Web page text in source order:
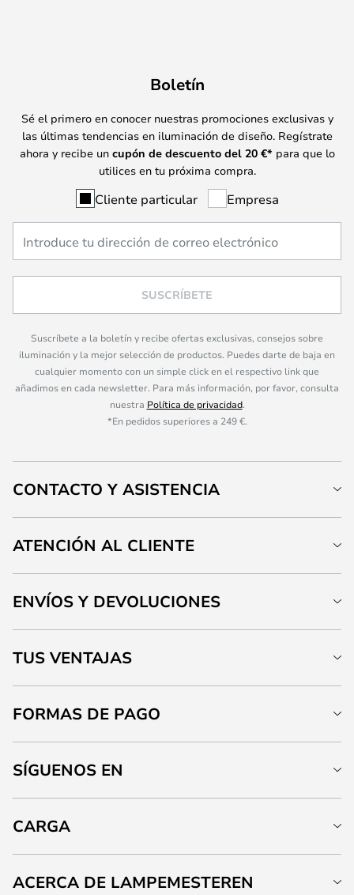
Boletín
Sé el primero en conocer nuestras promociones exclusivas y
las últimas tendencias en iluminación de diseño. Regístrate
ahora y recibe un cupón de descuento del 20 €* para que lo
utilices en tu próxima compra.
Cliente particular Empresa
SUSCRÍBETE
Suscríbete a la boletín y recibe ofertas exclusivas, consejos sobre
iluminación y la mejor selección de productos. Puedes darte de baja en
cualquier momento con un simple click en el respectivo link que
añadimos en cada newsletter. Para más información, por favor, consulta
nuestra Política de privacidad.
*En pedidos superiores a 249 €.
CONTACTO Y ASISTENCIA
ATENCIÓN AL CLIENTE
ENVÍOS Y DEVOLUCIONES
TUS VENTAJAS
FORMAS DE PAGO
SÍGUENOS EN
CARGA
ACERCA DE LAMPEMESTEREN